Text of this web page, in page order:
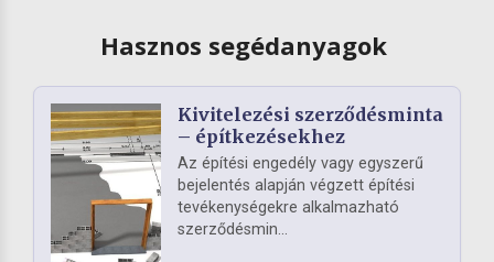
Hasznos segédanyagok
Kivitelezési szerződésminta
– építkezésekhez
Az építési engedély vagy egyszerű
bejelentés alapján végzett építési
tevékenységekre alkalmazható
szerződésmin...